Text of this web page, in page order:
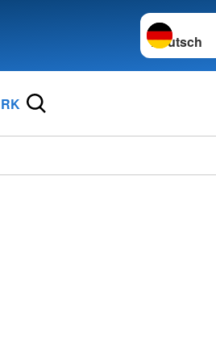
Sprache